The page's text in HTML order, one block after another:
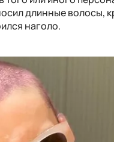
длинные волосы,
наголо.